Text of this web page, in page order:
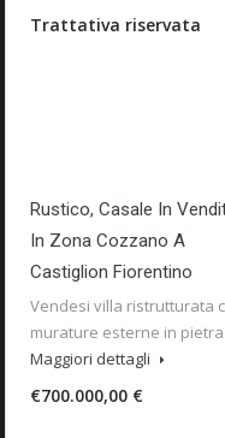
Trattativa riservata
Rustico, Casale In
In Zona Cozzano A
Castiglion Fiorentino
Vendesi villa ristrutturata
murature esterne in
Maggiori dettagli
€700.000,00 €